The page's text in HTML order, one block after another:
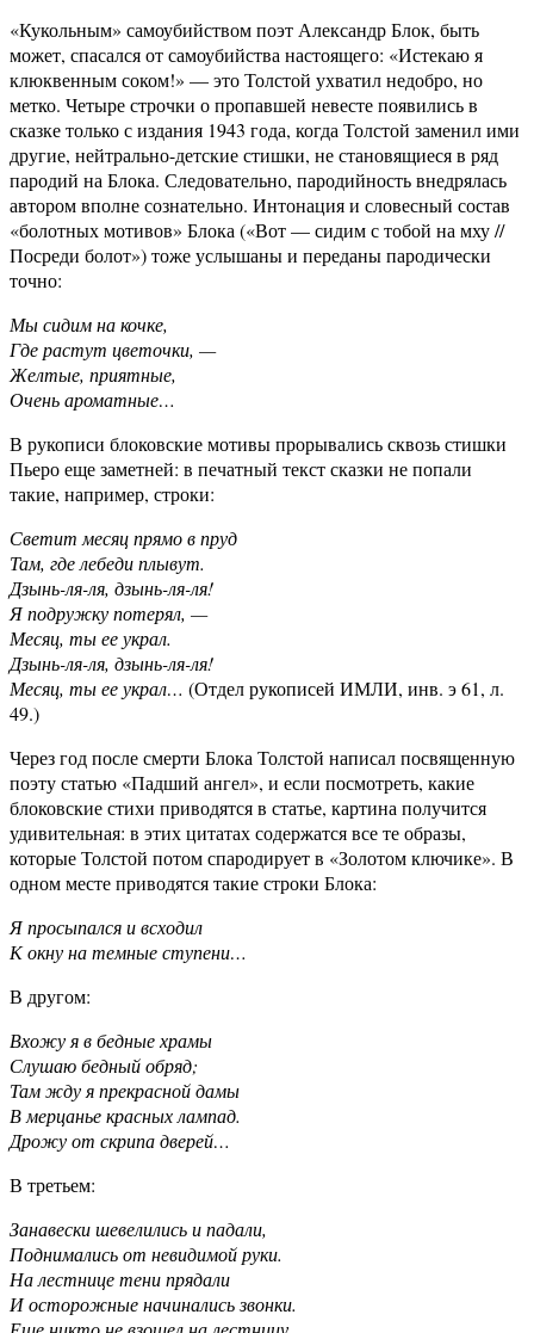
«Кукольным» самоубийством поэт Александр Блок, быть
может, спасался от самоубийства настоящего: «Истекаю я
клюквенным соком!» — это Толстой ухватил недобро, но
метко. Четыре строчки о пропавшей невесте появились в
сказке только с издания 1943 года, когда Толстой заменил ими
другие, нейтрально-детские стишки, не становящиеся в ряд
пародий на Блока. Следовательно, пародийность внедрялась
автором вполне сознательно. Интонация и словесный состав
«болотных мотивов» Блока («Вот — сидим с тобой на мху //
Посреди болот») тоже услышаны и переданы пародически
точно:
Мы сидим на кочке,
Где растут цветочки, —
Желтые, приятные,
Очень ароматные…
В рукописи блоковские мотивы прорывались сквозь стишки
Пьеро еще заметней: в печатный текст сказки не попали
такие, например, строки:
Светит месяц прямо в пруд
Там, где лебеди плывут.
Дзынь-ля-ля, дзынь-ля-ля!
Я подружку потерял, —
Месяц, ты ее украл.
Дзынь-ля-ля, дзынь-ля-ля!
Месяц, ты ее украл… (Отдел рукописей ИМЛИ, инв. э 61, л.
49.)
Через год после смерти Блока Толстой написал посвященную
поэту статью «Падший ангел», и если посмотреть, какие
блоковские стихи приводятся в статье, картина получится
удивительная: в этих цитатах содержатся все те образы,
которые Толстой потом спародирует в «Золотом ключике». В
одном месте приводятся такие строки Блока:
Я просыпался и всходил
К окну на темные ступени…
В другом:
Вхожу я в бедные храмы
Слушаю бедный обряд;
Там жду я прекрасной дамы
В мерцанье красных лампад.
Дрожу от скрипа дверей…
В третьем:
Занавески шевелились и падали,
Поднимались от невидимой руки.
На лестнице тени прядали
И осторожные начинались звонки.